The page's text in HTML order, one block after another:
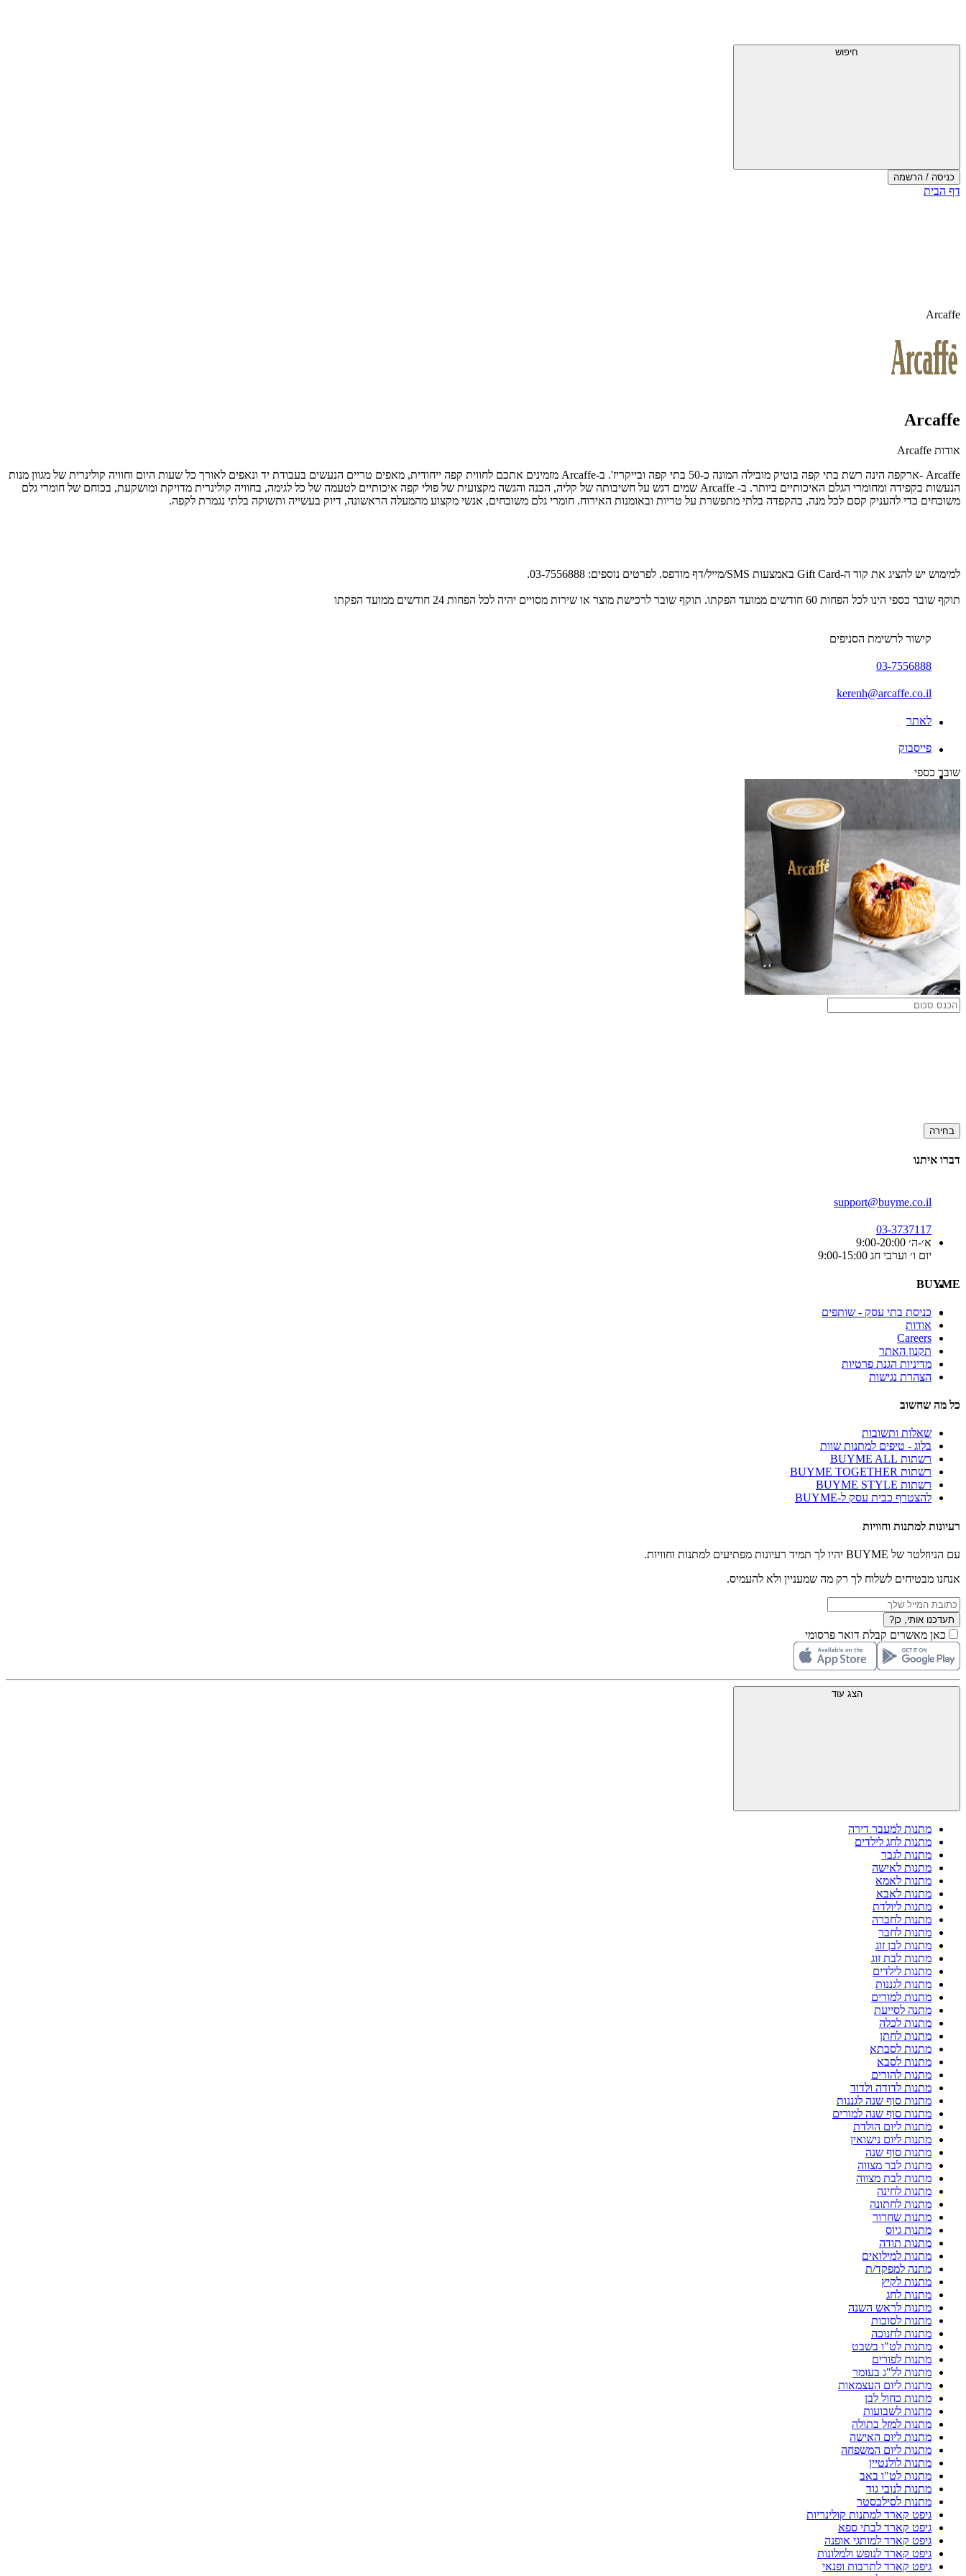
חיפוש
כניסה / הרשמה
דף הבית
Arcaffe
Arcaffe
אודות Arcaffe
Arcaffe -ארקפה הינה רשת בתי קפה בוטיק מובילה המונה כ-50 בתי קפה ובייקריז'. ב-Arcaffe מזמינים אתכם לחווית קפה ייחודית, מאפים טריים הנעשים בעבודת יד ונאפים לאורך כל שעות היום וחוויה קולינרית של מגוון מנות
הנעשות בקפידה ומחומרי הגלם האיכותיים ביותר. ב- Arcaffe שמים דגש על חשיבותה של קליה, הכנה והגשה מקצועית של פולי קפה איכותיים לטעמה של כל לגימה, בחוויה קולינרית מדויקת ומושקעת, בכוחם של חומרי גלם
משובחים כדי להעניק קסם לכל מנה, בהקפדה בלתי מתפשרת על טריות ובאומנות האירוח. חומרי גלם משובחים, אנשי מקצוע מהמעלה הראשונה, דיוק בעשייה ותשוקה בלתי נגמרת לקפה.
למימוש יש להציג את קוד ה-Gift Card באמצעות SMS/מייל/דף מודפס. לפרטים נוספים: 03-7556888.
תוקף שובר כספי הינו לכל הפחות 60 חודשים ממועד הפקתו. תוקף שובר לרכישת מוצר או שירות מסויים יהיה לכל הפחות 24 חודשים ממועד הפקתו
קישור לרשימת הסניפים
03-7556888
kerenh@arcaffe.co.il
לאתר
פייסבוק
שובר כספי
בחירה
דברו איתנו
support@buyme.co.il
03-3737117
א׳-ה׳ 9:00-20:00
יום ו׳ וערבי חג 9:00-15:00
BUYME
כניסת בתי עסק - שותפים
אודות
Careers
תקנון האתר
מדיניות הגנת פרטיות
הצהרת נגישות
כל מה שחשוב
שאלות ותשובות
בלוג - טיפים למתנות שוות
רשתות BUYME ALL
רשתות BUYME TOGETHER
רשתות BUYME STYLE
להצטרף כבית עסק ל-BUYME
רעיונות למתנות וחוויות
עם הניוזלטר של BUYME יהיו לך תמיד רעיונות מפתיעים למתנות וחוויות.
אנחנו מבטיחים לשלוח לך רק מה שמעניין ולא להעמיס.
תעדכנו אותי, כן?
כאן מאשרים קבלת דואר פרסומי
הצג עוד
מתנות למעבר דירה
מתנות לחג לילדים
מתנות לגבר
מתנות לאישה
מתנות לאמא
מתנות לאבא
מתנות ליולדת
מתנות לחברה
מתנות לחבר
מתנות לבן זוג
מתנות לבת זוג
מתנות לילדים
מתנות לגננות
מתנות למורים
מתנה לסייעת
מתנות לכלה
מתנות לחתן
מתנות לסבתא
מתנות לסבא
מתנות להורים
מתנות לדודה ולדוד
מתנות סוף שנה לגננות
מתנות סוף שנה למורים
מתנות ליום הולדת
מתנות ליום נישואין
מתנות סוף שנה
מתנות לבר מצווה
מתנות לבת מצווה
מתנות לחינה
מתנות לחתונה
מתנות שחרור
מתנות גיוס
מתנות תודה
מתנות למילואים
מתנה למפקד/ת
מתנות לקיץ
מתנות לחג
מתנות לראש השנה
מתנות לסוכות
מתנות לחנוכה
מתנות לט"ו בשבט
מתנות לפורים
מתנות לל"ג בעומר
מתנות ליום העצמאות
מתנות כחול לבן
מתנות לשבועות
מתנות למזל בתולה
מתנות ליום האישה
מתנות ליום המשפחה
מתנות לולנטיין
מתנות לט"ו באב
מתנות לנובי גוד
מתנות לסילבסטר
גיפט קארד למתנות קולינריות
גיפט קארד לבתי ספא
גיפט קארד למותגי אופנה
גיפט קארד לנופש ולמלונות
גיפט קארד לתרבות ופנאי